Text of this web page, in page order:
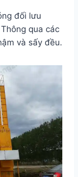
đối lưu
qua các
và sấy đều.